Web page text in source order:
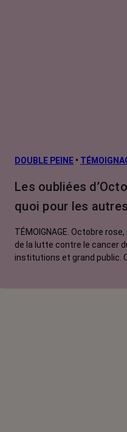
DOUBLE PEINE •
Les oubliées
quoi pour les
TÉMOIGNAGE. Octobre
de la lutte contre le cancer
institutions et grand public.